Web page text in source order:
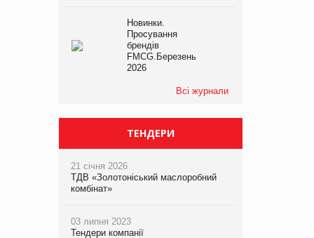
Новинки.
Просування
брендів
FMCG.Березень
2026
Всі журнали
ТЕНДЕРИ
21 січня 2026
ТДВ «Золотоніський маслоробний
комбінат»
03 липня 2023
Тендери компанії